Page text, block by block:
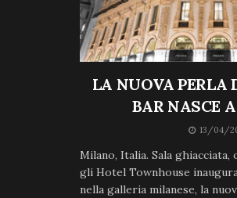
LA NUOVA PERLA
BAR NASCE
13/04/
Milano, Italia. Sala
gli Hotel Townhouse
nella galleria milanese, la